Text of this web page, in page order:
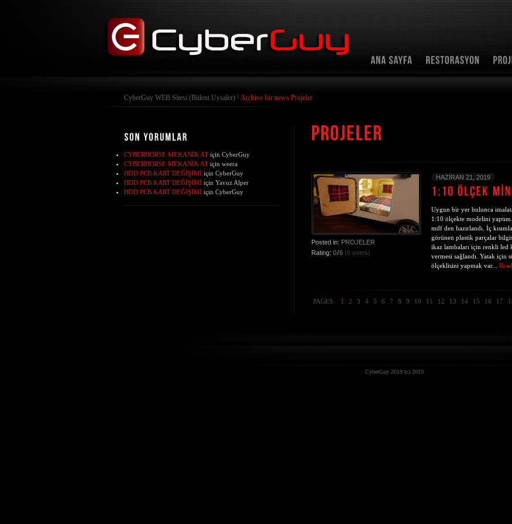
CyberGuy WEB Sitesi (Bülent Uysaler) \ Archive for news Projeler
Posted in: PROJELER
Rating: 0/6 (0 votes)
HAZIRAN 21, 2019
Uygun bir yer bulunca
1:10 ölçekte modelini
mdf den hazırlandı. İç
görünen plastik parçalar
ikaz lambaları için renkli led
vermesi sağlandı. Yatak için
ölçeklisini yapmak var...
PAGES: 1 2 3 4 5 6 7 8 9 10 11 12 13 14 15 16 17
CYBERHORSE MEKANİK AT için CyberGuy
CYBERHORSE MEKANİK AT için weera
HDD PCB KART DEĞİŞİMİ için CyberGuy
HDD PCB KART DEĞİŞİMİ için Yavuz Alper
HDD PCB KART DEĞİŞİMİ için CyberGuy
CyberGuy 2019 (c) 2019